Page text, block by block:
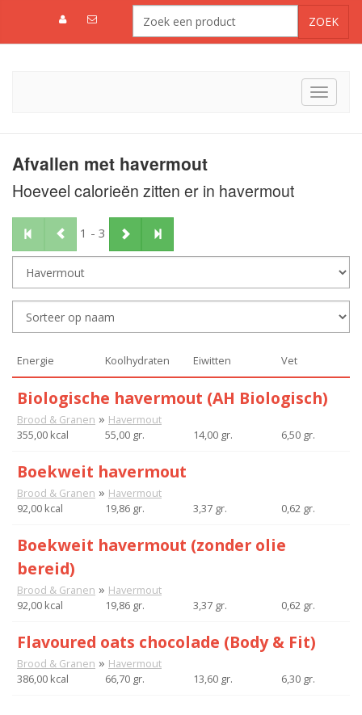
Toggle
Afvallen met havermout
Hoeveel calorieën zitten er in havermout
1 - 3
Energie Koolhydraten Eiwitten Vet
Biologische havermout (AH Biologisch)
Brood & Granen » Havermout
355,00 kcal
55,00 gr. 14,00 gr. 6,50 gr.
Boekweit havermout
Brood & Granen » Havermout
92,00 kcal
19,86 gr. 3,37 gr. 0,62 gr.
Boekweit havermout (zonder olie
bereid)
Brood & Granen » Havermout
92,00 kcal
19,86 gr. 3,37 gr. 0,62 gr.
Flavoured oats chocolade (Body & Fit)
Brood & Granen » Havermout
386,00 kcal
66,70 gr. 13,60 gr. 6,30 gr.